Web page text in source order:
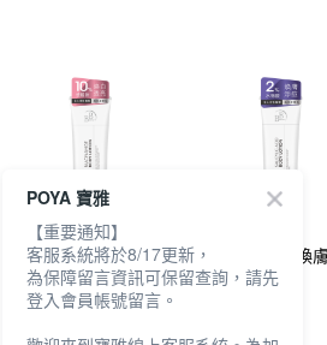
BB 10%菸醯胺美白精
華身體乳200ml
NT$475
BB 2%水楊酸煥
乳200ml
POYA 寶雅
【重要通知】
客服系統將於8/17更新，
為保障留言資訊可保留查詢，請先
登入會員帳號留言。